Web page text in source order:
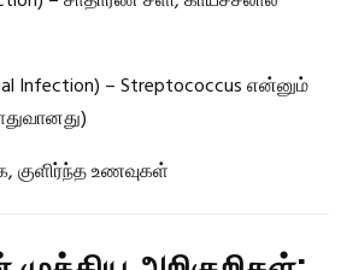
Infection) – Streptococcus என்னும்
குளிர்ந்த உணவுகள்